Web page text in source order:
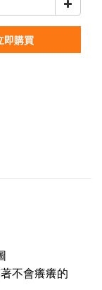
即購買
不會癢癢的